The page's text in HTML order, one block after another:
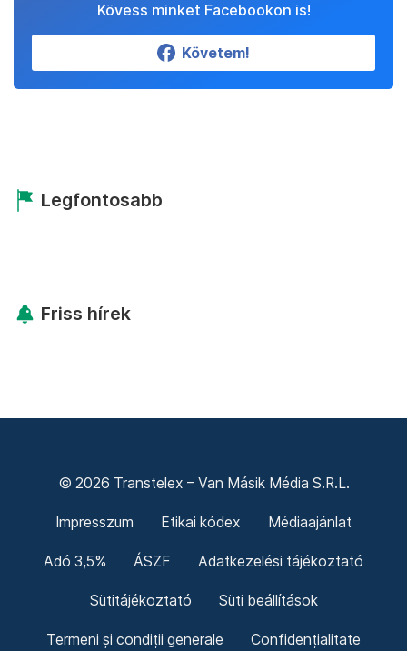
Kövess minket Facebookon is!
Követem!
Legfontosabb
Friss hírek
© 2026 Transtelex – Van Másik Média S.R.L.
Impresszum Etikai kódex Médiaajánlat
Adó 3,5% ÁSZF Adatkezelési tájékoztató
Sütitájékoztató Süti beállítások
Termeni și condiții generale Confidențialitate